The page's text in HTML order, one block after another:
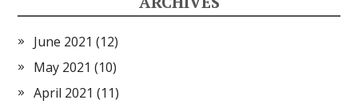
June 2021 (12)
May 2021 (10)
April 2021 (11)